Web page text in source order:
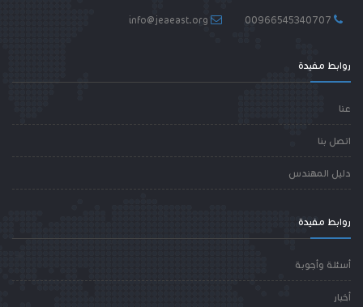
00966545340707
info@jeaeast.org
روابط مفيدة
عنا
اتصل بنا
دليل المهندس
روابط مفيدة
أسئلة وأجوبة
أخبار